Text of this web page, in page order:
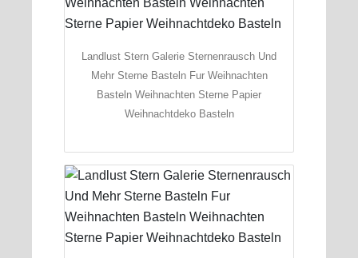
Landlust Stern Galerie Sternenrausch Und
Mehr Sterne Basteln Fur Weihnachten
Basteln Weihnachten Sterne Papier
Weihnachtdeko Basteln